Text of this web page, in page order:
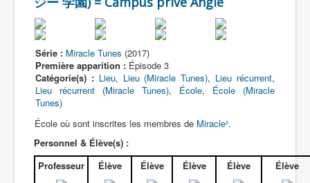
Lexique
Idol senshi Miracle Tunes ! (アイ
ドル 戦士 ミラクル ちゅーんず !) =
Idoles guerrières Miracle Tunes !
Série
Personnages
Véhicules
Objets
Série : Miracle Tunes (2017)
Première apparition : Épisode 3
Catégorie(s) : Lieu, Lieu (Miracle Tunes), Lieu récurrent,
Lieu récurrent (Miracle Tunes), École, École (Miracle
Tunes)
École où sont inscrites les membres de Miracle².
Personnel & Élève(s) :
Professeur
Élève Élève Élève Élève Élève